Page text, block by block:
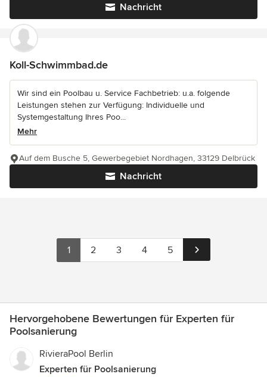
Nachricht
Koll-Schwimmbad.de
Wir sind ein Poolbau u. Service Fachbetrieb: u.a. folgende
Leistungen stehen zur Verfügung: Individuelle und
Systemgestaltung Ihres Poo...
Mehr
Nachricht
Auf dem Busche 5, Gewerbegebiet Nordhagen, 33129 Delbrück
1 2 3 4 5
Hervorgehobene Bewertungen für Experten für
Poolsanierung
RivieraPool Berlin
Experten für Poolsanierung